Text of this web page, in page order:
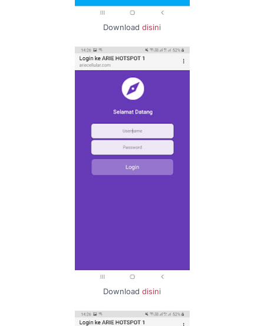
Download disini
Download disini